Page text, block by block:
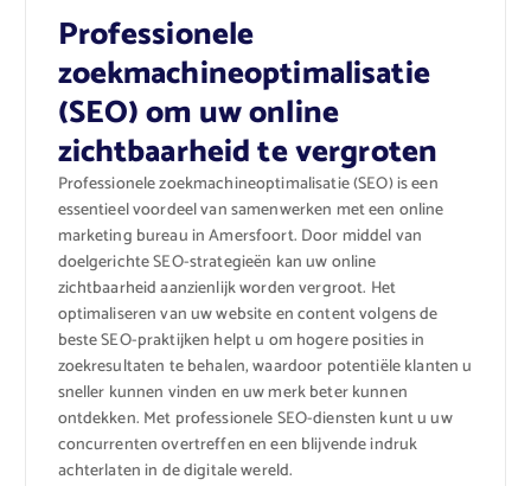
Professionele
zoekmachineoptimalisatie
(SEO) om uw online
zichtbaarheid te vergroten
Professionele zoekmachineoptimalisatie (SEO) is een
essentieel voordeel van samenwerken met een online
marketing bureau in Amersfoort. Door middel van
doelgerichte SEO-strategieën kan uw online
zichtbaarheid aanzienlijk worden vergroot. Het
optimaliseren van uw website en content volgens de
beste SEO-praktijken helpt u om hogere posities in
zoekresultaten te behalen, waardoor potentiële klanten u
sneller kunnen vinden en uw merk beter kunnen
ontdekken. Met professionele SEO-diensten kunt u uw
concurrenten overtreffen en een blijvende indruk
achterlaten in de digitale wereld.